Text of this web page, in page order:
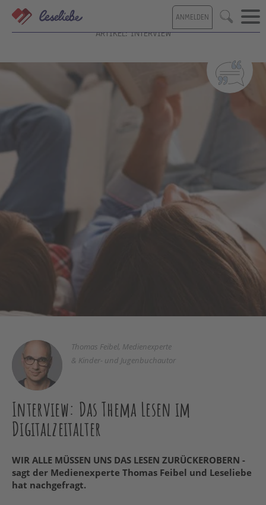
Direkt
zum
Inhalt
ANMELDEN Suche
ARTIKEL: INTERVIEW
Thomas Feibel, Medienexperte
& Kinder- und Jugenbuchautor
Interview: Das Thema Lesen im
Digitalzeitalter
WIR ALLE MÜSSEN UNS DAS LESEN ZURÜCKEROBERN -
sagt der Medienexperte Thomas Feibel und Leseliebe
hat nachgefragt.